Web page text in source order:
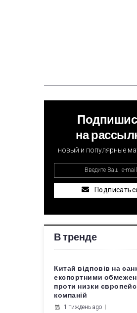
на
новый и популярные
В тренде
Китай відповів на
експортними
проти низки
компаній
1 тиждень ago